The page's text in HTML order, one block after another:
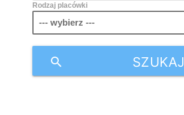
Rodzaj placówki
SZUKAJ
search